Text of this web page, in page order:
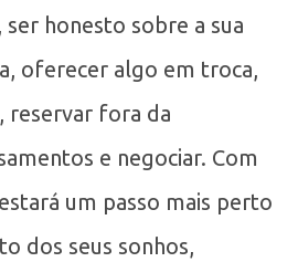
honesto sobre a sua
oferecer algo em troca,
reservar fora da
e negociar. Com
um passo mais perto
dos seus sonhos,